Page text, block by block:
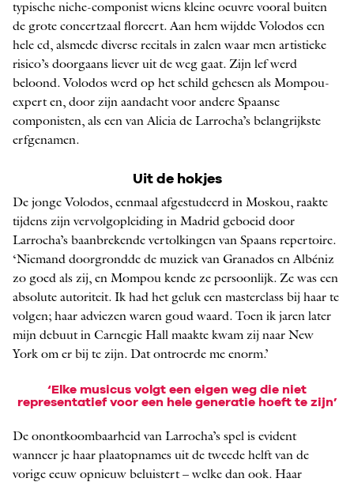
typische niche-componist wiens kleine oeuvre vooral buiten
de grote concertzaal floreert. Aan hem wijdde Volodos een
hele cd, alsmede diverse recitals in zalen waar men ­artistieke
risico’s doorgaans liever uit de weg gaat. Zijn lef werd
beloond. Volodos werd op het schild ­gehesen als Mompou-
expert en, door zijn aandacht voor andere Spaanse
componisten, als een van Alicia de Larrocha’s belangrijkste
erfgenamen.
Uit de hokjes
De jonge Volodos, eenmaal afgestudeerd in Moskou, raakte
tijdens zijn vervolgopleiding in Madrid geboeid door
Larrocha’s baanbrekende vertolkingen van Spaans repertoire.
‘Niemand doorgrondde de muziek van Granados en Albéniz
zo goed als zij, en Mompou kende ze persoonlijk. Ze was een
absolute autoriteit. Ik had het geluk een masterclass bij haar te
volgen; haar adviezen waren goud waard. Toen ik jaren later
mijn debuut in Carnegie Hall maakte kwam zij naar New
York om er bij te zijn. Dat ontroerde me enorm.’
‘Elke musicus volgt een eigen weg die niet
representatief voor een hele generatie hoeft te zijn’
De onontkoombaarheid van ­Larrocha’s spel is evident
wanneer je haar plaat­opnames uit de tweede helft van de
vorige eeuw opnieuw beluistert – welke dan ook. Haar